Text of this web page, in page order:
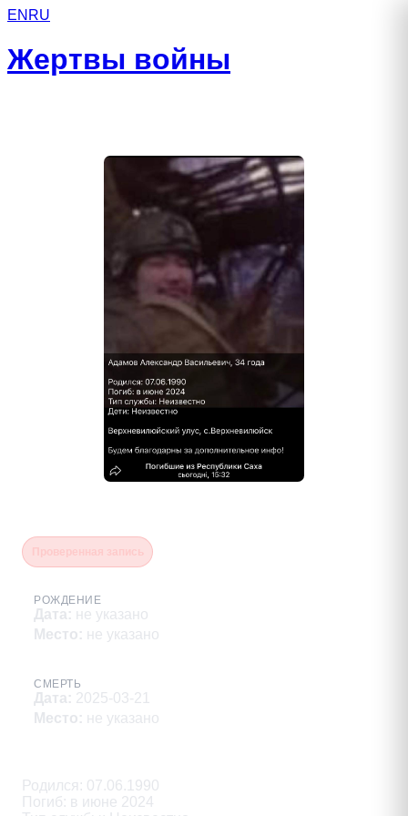
EN RU
Жертвы войны
РОЖДЕНИЕ
Дата: не указано
Место: не указано
СМЕРТЬ
Дата: 2025-03-21
Место: не указано
Родился: 07.06.1990
Погиб: в июне 2024